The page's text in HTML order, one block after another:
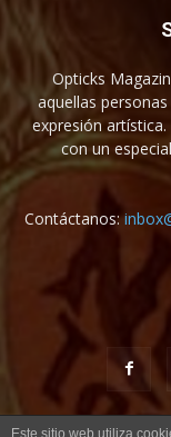
Opticks
aquellas
expresión
con un
Contáctanos:
Este sitio web utiliza